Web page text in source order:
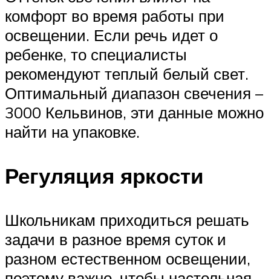
комфорт во время работы при
освещении. Если речь идет о
ребенке, то специалисты
рекомендуют теплый белый свет.
Оптимальный диапазон свечения –
3000 Кельвинов, эти данные можно
найти на упаковке.
Регуляция яркости
Школьникам приходиться решать
задачи в разное время суток и
разном естественном освещении,